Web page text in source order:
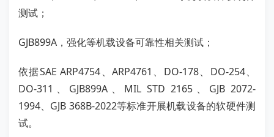
测试；
GJB899A，强化等机载设备可靠性相关测试；
依据SAE ARP4754、ARP4761、DO-178、DO-254、
DO-311、GJB899A、MIL STD 2165、GJB 2072-
1994、GJB 368B-2022等标准开展机载设备的软硬件测
试。